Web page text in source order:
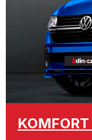
KOMFORT